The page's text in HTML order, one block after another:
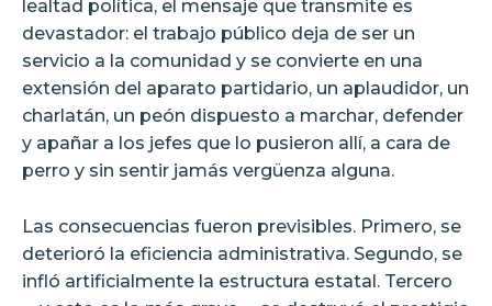
lealtad política, el mensaje que transmite es
devastador: el trabajo público deja de ser un
servicio a la comunidad y se convierte en una
extensión del aparato partidario, un aplaudidor, un
charlatán, un peón dispuesto a marchar, defender
y apañar a los jefes que lo pusieron allí, a cara de
perro y sin sentir jamás vergüenza alguna.
Las consecuencias fueron previsibles. Primero, se
deterioró la eficiencia administrativa. Segundo, se
infló artificialmente la estructura estatal. Tercero